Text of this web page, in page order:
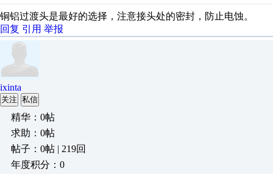
铜铝过渡头是最好的选择，注意接头处的密封，防止电蚀。
回复 引用 举报
ixinta
关注 私信
精华：0帖
求助：0帖
帖子：0帖 | 219回
年度积分：0